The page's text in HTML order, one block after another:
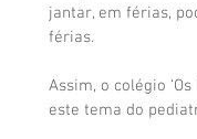
jantar, em férias,
férias.
Assim, o colégio
este tema do